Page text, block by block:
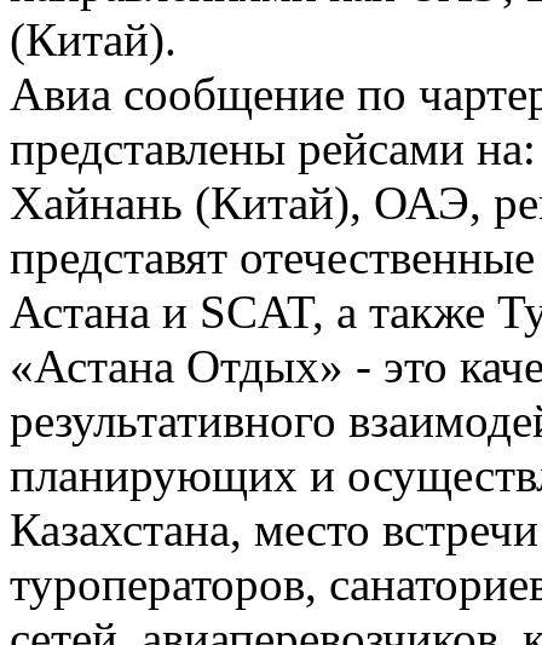
(Китай).
Авиа сообщение по
представлены рейсами
Хайнань (Китай), ОАЭ,
представят
Астана и SCAT, а также
«Астана Отдых» - это
результативного
планирующих и
Казахстана, место
туроператоров,